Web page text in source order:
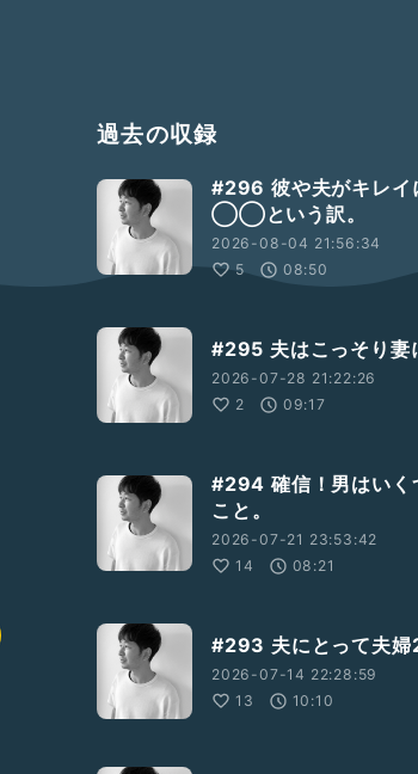
過去の収録
#296 彼や夫がキレイ
◯◯という訳。
2026-08-04 21:56:34
5
08:50
#295 夫はこっそり
2026-07-28 21:22:26
2
09:17
#294 確信！男はいく
こと。
2026-07-21 23:53:42
14
08:21
#293 夫にとって夫婦
2026-07-14 22:28:59
13
10:10